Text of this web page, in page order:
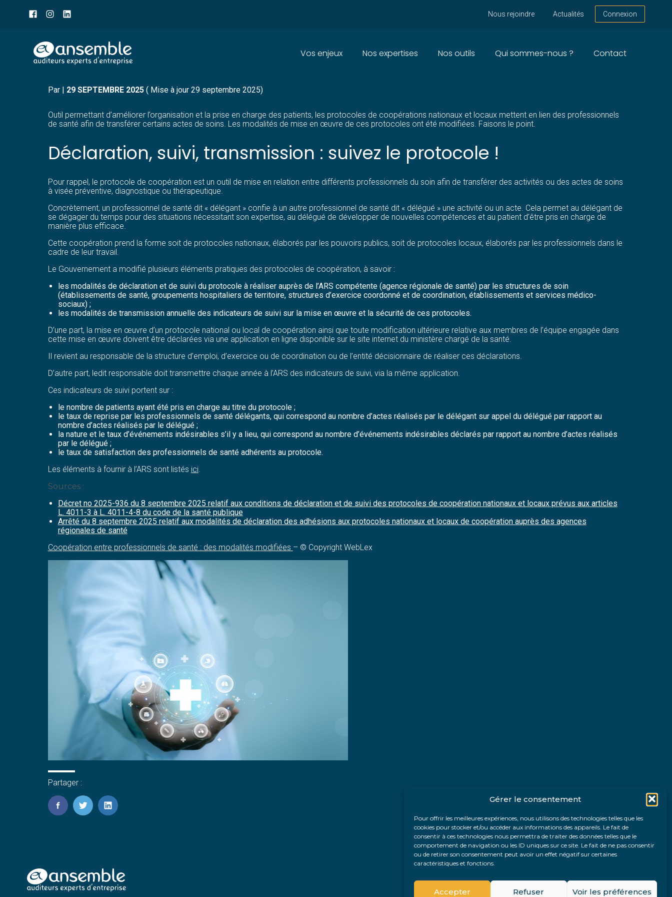
Gérer le consentement
Pour offrir les meilleures expériences, nous utilisons des technologies telles que les
cookies pour stocker et/ou accéder aux informations des appareils. Le fait de
consentir à ces technologies nous permettra de traiter des données telles que le
comportement de navigation ou les ID uniques sur ce site. Le fait de ne pas consentir
ou de retirer son consentement peut avoir un effet négatif sur certaines
caractéristiques et fonctions.
Accepter Refuser Voir les préférences
header
Nous rejoindre Actualités Connexion
Aller
au
Principal
Vos enjeux Nos expertises Nos outils Qui sommes-nous ? Contact
COOPÉRATION ENTRE PROFESSIONNELS DE SANTÉ : DES MODALITÉS MODIFIÉES
Par | 29 SEPTEMBRE 2025( Mise à jour 29 septembre 2025)
Outil permettant d’améliorer l’organisation et la prise en charge des patients, les protocoles de coopérations nationaux et locaux mettent en lien des professionnels
de santé afin de transférer certains actes de soins. Les modalités de mise en œuvre de ces protocoles ont été modifiées. Faisons le point.
Déclaration, suivi, transmission : suivez le protocole !
Pour rappel, le protocole de coopération est un outil de mise en relation entre différents professionnels du soin afin de transférer des activités ou des actes de soins
à visée préventive, diagnostique ou thérapeutique.
Concrètement, un professionnel de santé dit « délégant » confie à un autre professionnel de santé dit « délégué » une activité ou un acte. Cela permet au délégant de
se dégager du temps pour des situations nécessitant son expertise, au délégué de développer de nouvelles compétences et au patient d’être pris en charge de
manière plus efficace.
Cette coopération prend la forme soit de protocoles nationaux, élaborés par les pouvoirs publics, soit de protocoles locaux, élaborés par les professionnels dans le
cadre de leur travail.
Le Gouvernement a modifié plusieurs éléments pratiques des protocoles de coopération, à savoir :
les modalités de déclaration et de suivi du protocole à réaliser auprès de l’ARS compétente (agence régionale de santé) par les structures de soin
(établissements de santé, groupements hospitaliers de territoire, structures d’exercice coordonné et de coordination, établissements et services médico-
sociaux) ;
les modalités de transmission annuelle des indicateurs de suivi sur la mise en œuvre et la sécurité de ces protocoles.
D’une part, la mise en œuvre d’un protocole national ou local de coopération ainsi que toute modification ultérieure relative aux membres de l’équipe engagée dans
cette mise en œuvre doivent être déclarées via une application en ligne disponible sur le site internet du ministère chargé de la santé.
Il revient au responsable de la structure d’emploi, d’exercice ou de coordination ou de l’entité décisionnaire de réaliser ces déclarations.
D’autre part, ledit responsable doit transmettre chaque année à l’ARS des indicateurs de suivi, via la même application.
Ces indicateurs de suivi portent sur :
le nombre de patients ayant été pris en charge au titre du protocole ;
le taux de reprise par les professionnels de santé délégants, qui correspond au nombre d’actes réalisés par le délégant sur appel du délégué par rapport au
nombre d’actes réalisés par le délégué ;
la nature et le taux d’événements indésirables s’il y a lieu, qui correspond au nombre d’événements indésirables déclarés par rapport au nombre d’actes réalisés
par le délégué ;
le taux de satisfaction des professionnels de santé adhérents au protocole.
Les éléments à fournir à l’ARS sont listés ici.
Sources :
Décret no 2025-936 du 8 septembre 2025 relatif aux conditions de déclaration et de suivi des protocoles de coopération nationaux et locaux prévus aux articles
L. 4011-3 à L. 4011-4-8 du code de la santé publique
Arrêté du 8 septembre 2025 relatif aux modalités de déclaration des adhésions aux protocoles nationaux et locaux de coopération auprès des agences
régionales de santé
Coopération entre professionnels de santé : des modalités modifiées – © Copyright WebLex
Partager :
FaceBook
TwitterLinkedIn